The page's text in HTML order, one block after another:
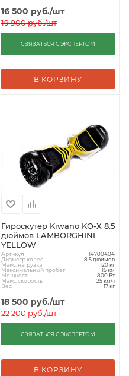
16 500 руб./шт
19 900руб./шт
СВЯЗАТЬСЯ С ЭКСПЕРТОМ
В КОРЗИНУ
Гироскутер Kiwano KO-X 8.5
дюймов LAMBORGHINI
YELLOW
Артикул 14700404
Диаметр колес 8.5 дюймов
Макс. нагрузка 120 кг
Максимальный пробег 15 км
Мощность 800 Вт
Макс. скорость 25 км/ч
Вес 17 кг
18 500 руб./шт
22 200руб./шт
СВЯЗАТЬСЯ С ЭКСПЕРТОМ
В КОРЗИНУ